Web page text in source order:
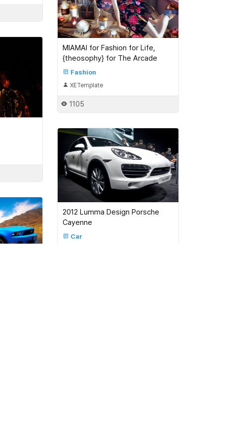
MIAMAI for Fashion for Life,
{theosophy} for The Arcade
Fashion
XETemplate
1105
2012 Lumma Design Porsche
Cayenne
Car